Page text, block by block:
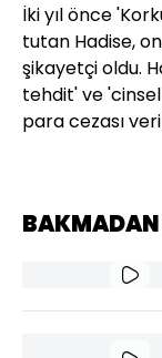
İki yıl önce
tutan Hadise,
şikayetçi oldu.
tehdit' ve
para cezası
BAKMADAN